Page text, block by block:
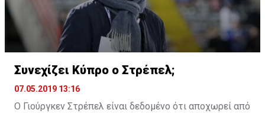
Συνεχίζει Κύπρο ο Στρέπελ;
07.05.2019 13:16
Ο Γιούργκεν Στρέπελ είναι δεδομένο ότι αποχωρεί από